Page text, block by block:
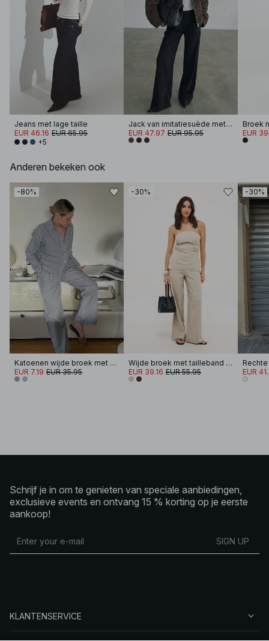
Jeans met lage taille
EUR 46.16 EUR 65.95
+5
Jack van imitatiesuède met rits
EUR 47.97 EUR 95.95
Broek
EUR
Anderen bekeken ook
-80%
Katoenen wijde broek met elastische taille
EUR 7.19 EUR 35.95
-30%
Wijde broek met tailleband van linnenmix
EUR 39.16 EUR 55.95
-30%
EUR
Schrijf je in om te genieten van speciale aanbiedingen,
exclusieve events en ontvang 15 % korting op je eerste
aankoop!
SIGN UP
KLANTENSERVICE